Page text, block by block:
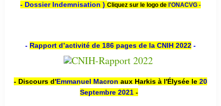
- Dossier Indemnisation ) Cliquez sur le logo de l'ONACVG -
- Rapport d’activité de 186 pages de la CNIH 2022 -
- Discours d'Emmanuel Macron aux Harkis à l'Élysée le 20
Septembre 2021 -